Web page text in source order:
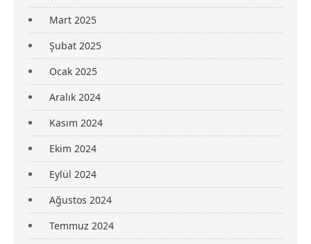
Mart 2025
Şubat 2025
Ocak 2025
Aralık 2024
Kasım 2024
Ekim 2024
Eylül 2024
Ağustos 2024
Temmuz 2024